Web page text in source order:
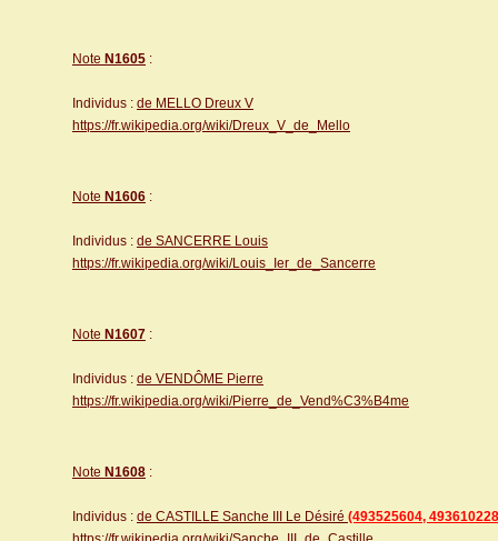
Note N1605 :
Individus : de MELLO Dreux V
https://fr.wikipedia.org/wiki/Dreux_V_de_Mello
Note N1606 :
Individus : de SANCERRE Louis
https://fr.wikipedia.org/wiki/Louis_Ier_de_Sancerre
Note N1607 :
Individus : de VENDÔME Pierre
https://fr.wikipedia.org/wiki/Pierre_de_Vend%C3%B4me
Note N1608 :
Individus : de CASTILLE Sanche III Le Désiré (493525604,